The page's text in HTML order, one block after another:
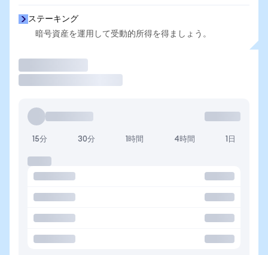
ステーキング
暗号資産を運用して受動的所得を得ましょう。
15分 30分 1時間 4時間 1日